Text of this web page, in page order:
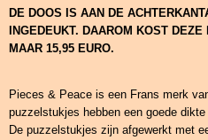
DE DOOS IS AAN DE
INGEDEUKT. DAAROM KOST
MAAR 15,95 EURO.
Pieces & Peace is een Frans merk
puzzelstukjes hebben een goede
De puzzelstukjes zijn afgewerkt met